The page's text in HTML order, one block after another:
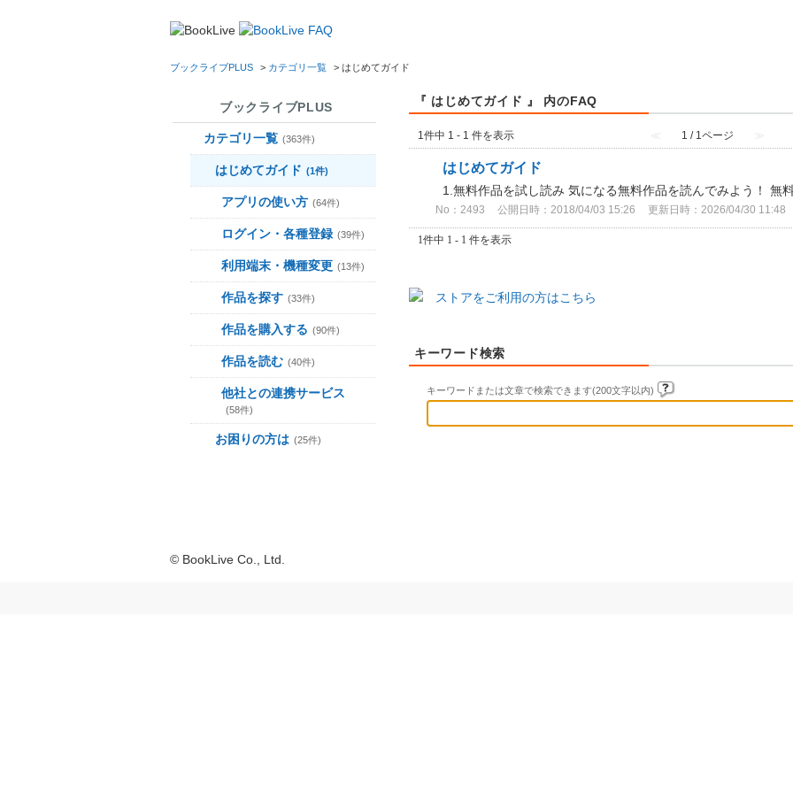
ブックライブPLUS > カテゴリ一覧 > はじめてガイド
ブックライブPLUS
カテゴリ一覧 (363件)
はじめてガイド (1件)
アプリの使い方 (64件)
ログイン・各種登録 (39件)
利用端末・機種変更 (13件)
作品を探す (33件)
作品を購入する (90件)
作品を読む (40件)
他社との連携サービス
(58件)
お困りの方は (25件)
『 はじめてガイド 』 内のFAQ
1件中 1 - 1 件を表示 ≪ 1 / 1ページ ≫
はじめてガイド
1.無料作品を試し読み 気になる無料作品を読んでみよう！ 無
No：2493 公開日時：2018/04/03 15:26 更新日時：2026/04/30 11:48
1件中 1 - 1 件を表示
ストアをご利用の方はこちら
キーワード検索
キーワードまたは文章で検索できます(200文字以内)
© BookLive Co., Ltd.